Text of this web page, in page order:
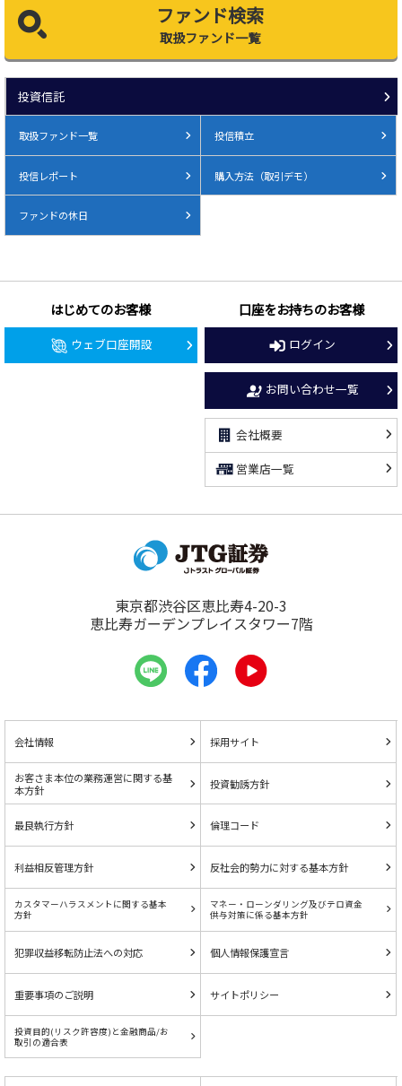
ファンド検索
取扱ファンド一覧
投資信託
取扱ファンド一覧 投信積立
投信レポート 購入方法（取引デモ）
ファンドの休日
はじめてのお客様
ウェブ口座開設
口座をお持ちのお客様
ログイン
お問い合わせ一覧
会社概要
営業店一覧
東京都渋谷区恵比寿4-20-3
恵比寿ガーデンプレイスタワー7階
会社情報 採用サイト
お客さま本位の業務運営に関する基
本方針
投資勧誘方針
最良執行方針 倫理コード
利益相反管理方針 反社会的勢力に対する基本方針
カスタマーハラスメントに関する基本
方針
マネー・ローンダリング及びテロ資金
供与対策に係る基本方針
犯罪収益移転防止法への対応 個人情報保護宣言
重要事項のご説明 サイトポリシー
投資目的(リスク許容度)と金融商品/お
取引の適合表